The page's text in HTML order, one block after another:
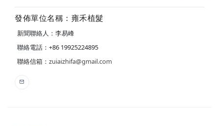
發佈單位名稱：雍禾植髮
新聞聯絡人：李易峰
聯絡電話：+86 19925224895
聯絡信箱： zuiaizhifa@gmail.com